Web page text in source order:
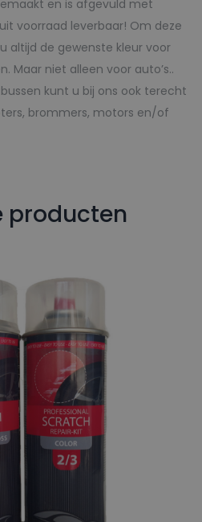
en is afgevuld met
voorraad leverbaar! Om deze
altijd de gewenste kleur voor
Maar niet alleen voor auto’s..
kunt u bij ons ook terecht
brommers, motors en/of
producten